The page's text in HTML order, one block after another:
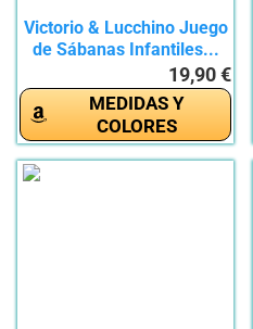
Victorio & Lucchino Juego
de Sábanas Infantiles...
19,90 €
MEDIDAS Y
COLORES